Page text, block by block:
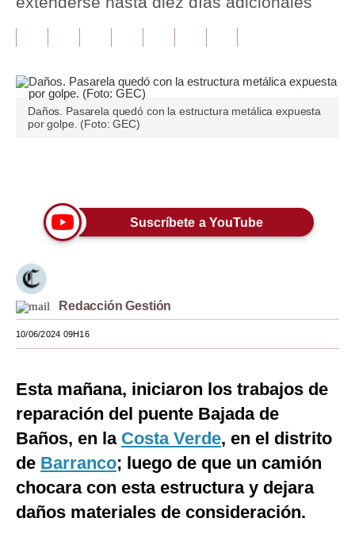
Finanzas Personales
Opinión
Editorial
Tendencias
Viajes
Moda
Estilos
Mundo
EEUU
México
Internacional
Daños. Pasarela quedó con la estructura metálica expuesta
por golpe. (Foto: GEC)
Suscríbete a YouTube
Redacción Gestión
10/06/2024 09H16
Esta mañana, iniciaron los trabajos de
reparación del puente Bajada de
Baños, en la Costa Verde, en el distrito
de Barranco; luego de que un camión
chocara con esta estructura y dejara
daños materiales de consideración.